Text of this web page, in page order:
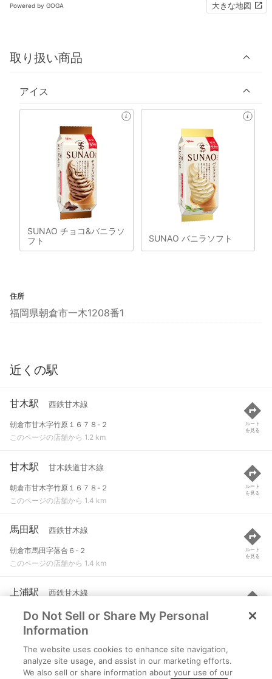
Powered by GOGA 大きな地図
取り扱い商品
アイス
SUNAO チョコ&バニラソ
フト
SUNAO バニラソフト
住所
福岡県朝倉市一木1208番1
近くの駅
甘木駅 西鉄甘木線
朝倉市甘木字竹原１６７８-２
このページの店舗から 1.2 km
ルート
を見る
甘木駅 甘木鉄道甘木線
朝倉市甘木字竹原１６７８-２
このページの店舗から 1.4 km
ルート
を見る
馬田駅 西鉄甘木線
朝倉市馬田字落合６-２
このページの店舗から 1.4 km
ルート
を見る
上浦駅 西鉄甘木線
朝倉市上浦字正法寺１０-２
このページの店舗から 2 km
ルート
を見る
高田駅 甘木鉄道甘木線
朝倉郡筑前町高田
Do Not Sell or Share My Personal
Information
The website uses cookies to enhance site navigation,
analyze site usage, and assist in our marketing efforts.
We also sell or share information about your use of our